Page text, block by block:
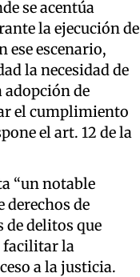
se acentúa
la ejecución de
ese escenario,
la necesidad de
adopción de
el cumplimiento
el art. 12 de la
“un notable
derechos de
de delitos que
facilitar la
a la justicia.